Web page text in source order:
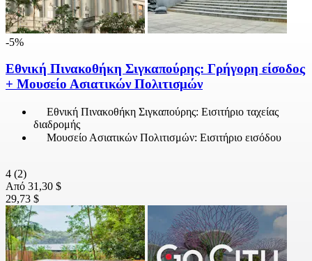
-5%
Εθνική Πινακοθήκη Σιγκαπούρης: Γρήγορη είσοδος
+ Μουσείο Ασιατικών Πολιτισμών
Εθνική Πινακοθήκη Σιγκαπούρης: Εισιτήριο ταχείας
διαδρομής
Μουσείο Ασιατικών Πολιτισμών: Εισιτήριο εισόδου
4 (2)
Από 31,30 $
29,73 $